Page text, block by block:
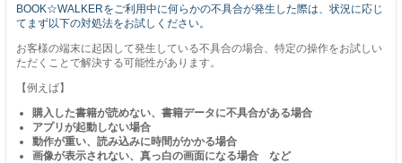
BOOK☆WALKERをご利用中に何らかの不具合が発生した際は、状況に応じ
てまず以下の対処法をお試しください。
お客様の端末に起因して発生している不具合の場合、特定の操作をお試しい
ただくことで解決する可能性があります。
【例えば】
購入した書籍が読めない、書籍データに不具合がある場合
アプリが起動しない場合
動作が重い、読み込みに時間がかかる場合
画像が表示されない、真っ白の画面になる場合 など